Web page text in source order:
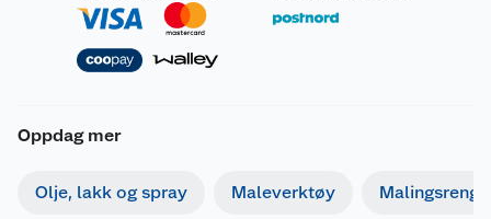
Oppdag mer
Olje, lakk og spray Maleverktøy